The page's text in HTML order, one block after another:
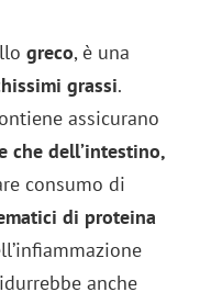
greco, è una
grassi.
assicurano
che dell’intestino,
consumo di
di proteina
anche